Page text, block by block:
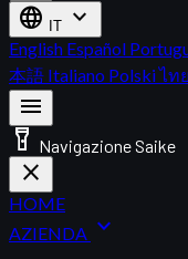
language
IT expand_more
English Español
本語 Italiano Polskiไทย
menu
flashlight_on Navigazione Saike
close
HOME
AZIENDA expand_more